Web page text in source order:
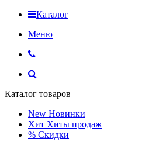
Каталог
Меню
Каталог товаров
New Новинки
Хит Хиты продаж
% Скидки